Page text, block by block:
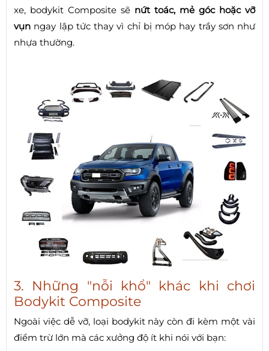
xe, bodykit Composite sẽ nứt toác, mẻ góc hoặc vỡ
vụn ngay lập tức thay vì chỉ bị móp hay trầy sơn như
nhựa thường.
3. Những "nỗi khổ" khác khi chơi
Bodykit Composite
Ngoài việc dễ vỡ, loại bodykit này còn đi kèm một vài
điểm trừ lớn mà các xưởng độ ít khi nói với bạn: